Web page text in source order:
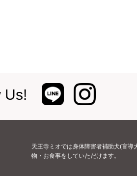
Us!
天王寺ミオでは身体障害者補助犬(盲
物・お食事をしていただけます。